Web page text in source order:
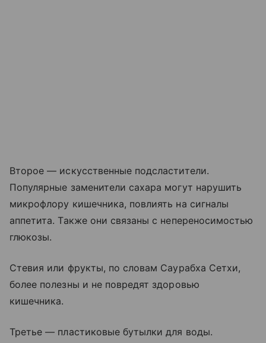
Второе — искусственные подсластители.
Популярные заменители сахара могут нарушить
микрофлору кишечника, повлиять на сигналы
аппетита. Также они связаны с непереносимостью
глюкозы.
Стевия или фрукты, по словам Саурабха Сетхи,
более полезны и не повредят здоровью
кишечника.
Третье — пластиковые бутылки для воды.